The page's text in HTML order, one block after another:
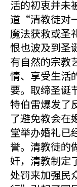
活的初衷并未
道“清教徒对
魔法获救或圣
恨也波及到圣
有自然的宗教
情、享受生活
要。取缔圣诞
特伯雷爆发了
了避免教会在
堂举办婚礼已
誉。清教徒的
奸，清教制定
处罚来加强民